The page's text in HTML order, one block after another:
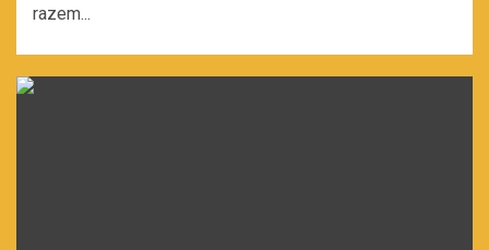
razem...